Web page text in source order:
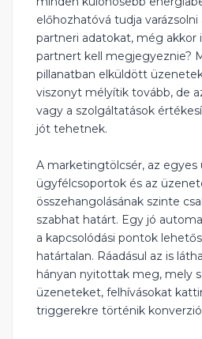
előhozhatóvá tudja
partneri adatokat, még akkor
partnert kell megjegyeznie?
pillanatban elküldött
viszonyt mélyítik tovább, de
vagy a szolgáltatások
jót tehetnek.
A marketingtölcsér, az egyes
ügyfélcsoportok és az
összehangolásának szinte
szabhat határt. Egy jó
a kapcsolódási pontok
határtalan. Ráadásul az is
hányan nyitottak meg, mely
üzeneteket, felhívásokat
triggerekre történik